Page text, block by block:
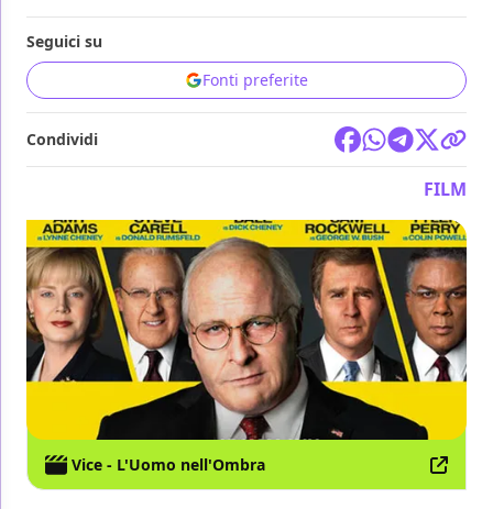
Seguici su
Fonti preferite
Condividi
FILM
Vice - L'Uomo nell'Ombra